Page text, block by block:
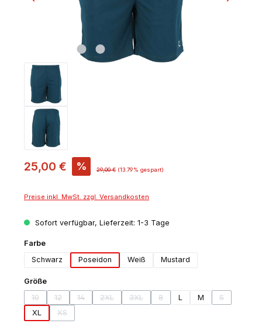
25,00 € % 29,00 € (13.79% gespart)
Preise inkl. MwSt. zzgl. Versandkosten
Sofort verfügbar, Lieferzeit: 1-3 Tage
Farbeauswählen
Schwarz
Poseidon Weiß Mustard
Größeauswählen
10
(Diese Option ist zurzeit nicht verfügbar.)
12
(Diese Option ist zurzeit nicht verfügbar.)
14
(Diese Option ist zurzeit nicht verfügbar.)
2XL
(Diese Option ist zurzeit nicht verfügbar.)
3XL
(Diese Option ist zurzeit nicht
8
(Diese Option ist zurzeit nicht
L M S
(Diese
XL XS
(Diese Option ist zurzeit nicht verfügbar.)